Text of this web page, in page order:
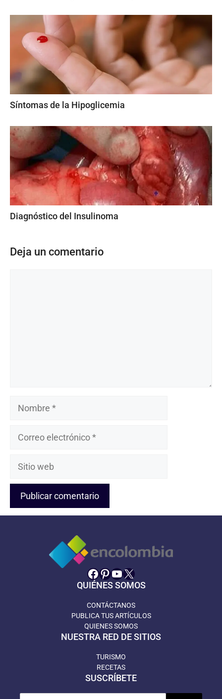
Síntomas de la Hipoglicemia
Diagnóstico del Insulinoma
Deja un comentario
Nombre
Correo
Sitio
Facebook
Pinterest
YouTube
X
QUIÉNES SOMOS
CONTÁCTANOS
PUBLICA TUS ARTÍCULOS
QUIENES SOMOS
NUESTRA RED DE SITIOS
TURISMO
RECETAS
SUSCRÍBETE